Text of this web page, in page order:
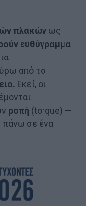
πλακών ως
ευθύγραμμα
από το
Εκεί, οι
ροπή (torque) —
πάνω σε ένα